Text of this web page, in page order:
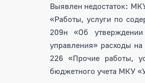
Выявлен недостаток:
«Работы, услуги по
209н «Об утверждении
управления» расходы
226 «Прочие работы,
бюджетного учета МКУ